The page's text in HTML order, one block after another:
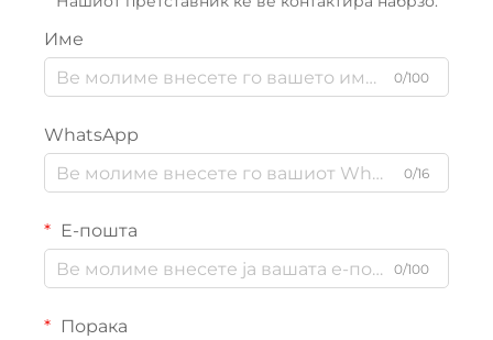
Име
0/100
WhatsApp
0/16
Е-пошта
0/100
Порака